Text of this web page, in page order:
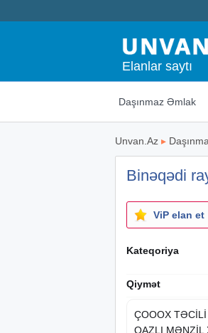
Elanlar saytı
Daşınmaz Əmlak
Unvan.Az ▸
Binəqədi
ViP elan et
Kateqoriya
Qiymət
ÇOOOX TƏCİLİ
QAZLI MƏNZİL